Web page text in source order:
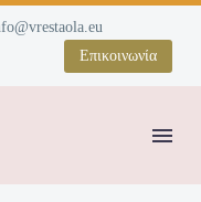
Επικοινωνία